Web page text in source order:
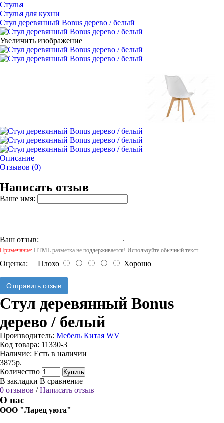
Стулья
Стулья для кухни
Стул деревянный Bonus дерево / белый
Увеличить изображение
Описание
Отзывов (0)
Написать отзыв
Ваше имя:
Ваш отзыв:
Примечание: HTML разметка не поддерживается! Используйте обычный текст.
Оценка: Плохо Хорошо
Отправить отзыв
Стул деревянный Bonus
дерево / белый
Производитель: Мебель Китая WV
Код товара: 11330-3
Наличие: Есть в наличии
3875р.
Количество
Купить
В закладки В сравнение
0 отзывов /Написать отзыв
О нас
ООО "Ларец уюта"